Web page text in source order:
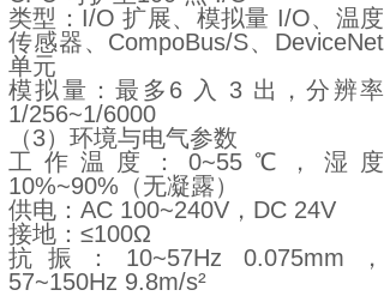
类型：I/O 扩展、模拟量 I/O、温度
传感器、CompoBus/S、DeviceNet
单元
模拟量：最多6 入 3 出，分辨率
1/256~1/6000
（3）环境与电气参数
工作温度：0~55℃，湿度
10%~90%（无凝露）
供电：AC 100~240V，DC 24V
接地：≤100Ω
抗振：10~57Hz 0.075mm，
57~150Hz 9.8m/s²